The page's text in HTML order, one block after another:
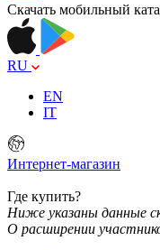
Скачать мобильный
RU
EN
IT
Интернет-магазин
Где купить?
Ниже указаны данные
О расширении